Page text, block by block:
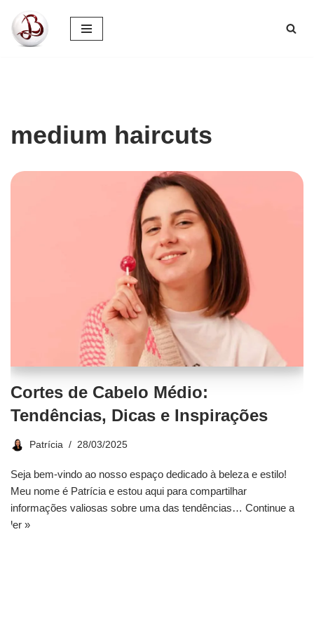
Pular
medium haircuts
Cortes de Cabelo Médio:
Tendências, Dicas e Inspirações
Patrícia 28/03/2025
Seja bem-vindo ao nosso espaço dedicado à beleza e estilo!
Meu nome é Patrícia e estou aqui para compartilhar
informações valiosas sobre uma das tendências… Continue a
ler »